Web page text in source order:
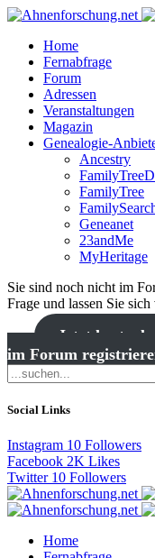
Home
Fernabfrage
Forum
Adressen
Veranstaltungen
Magazin
Genealogie-
Ancestry
FamilyTree
Geneanet
23andMe
MyHeritage
Sie sind noch nicht im
Frage und lassen Sie
Jetzt kostenlos
im Forum
Social Links
Instagram 10 Followers
Facebook 2K Likes
Twitter 10 Followers
Home